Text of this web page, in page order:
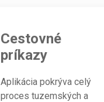
Cestovné
príkazy
Aplikácia pokrýva celý
proces tuzemských a